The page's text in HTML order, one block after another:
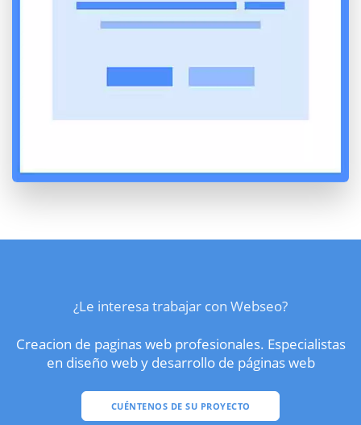
¿Le interesa trabajar con Webseo?
Creacion de paginas web profesionales. Especialistas
en diseño web y desarrollo de páginas web
CUÉNTENOS DE SU PROYECTO